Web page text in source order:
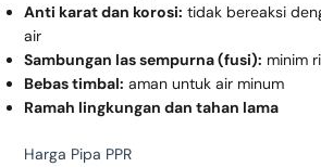
Anti karat dan korosi: tidak bereaksi
air
Sambungan las sempurna (fusi): minim
Bebas timbal: aman untuk air minum
Ramah lingkungan dan tahan lama
Harga Pipa PPR